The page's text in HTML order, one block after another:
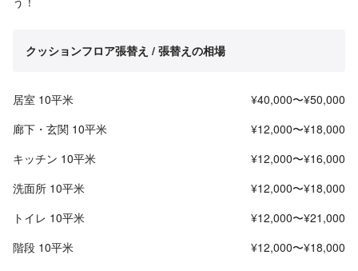
クッションフロア張替え / 張替えの相場
居室 10平米
¥40,000〜¥50,000
廊下・玄関 10平米
¥12,000〜¥18,000
キッチン 10平米
¥12,000〜¥16,000
洗面所 10平米
¥12,000〜¥18,000
トイレ 10平米
¥12,000〜¥21,000
階段 10平米
¥12,000〜¥18,000